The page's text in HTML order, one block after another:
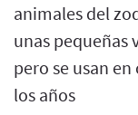
animales del
unas pequeñas
pero se usan
los años